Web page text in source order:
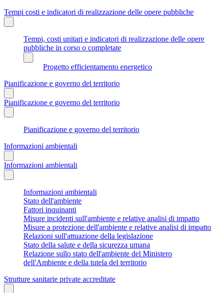
Tempi costi e indicatori di realizzazione delle opere pubbliche
Tempi, costi unitari e indicatori di realizzazione delle opere
pubbliche in corso o completate
Progetto efficientamento energetico
Pianificazione e governo del territorio
Pianificazione e governo del territorio
Pianificazione e governo del territorio
Informazioni ambientali
Informazioni ambientali
Informazioni ambientali
Stato dell'ambiente
Fattori inquinanti
Misure incidenti sull'ambiente e relative analisi di impatto
Misure a protezione dell'ambiente e relative analisi di impatto
Relazioni sull'attuazione della legislazione
Stato della salute e della sicurezza umana
Relazione sullo stato dell'ambiente del Ministero
dell'Ambiente e della tutela del territorio
Strutture sanitarie private accreditate